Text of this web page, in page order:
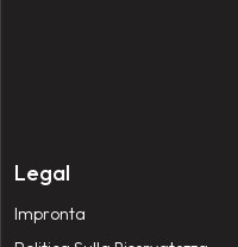
Legal
Impronta